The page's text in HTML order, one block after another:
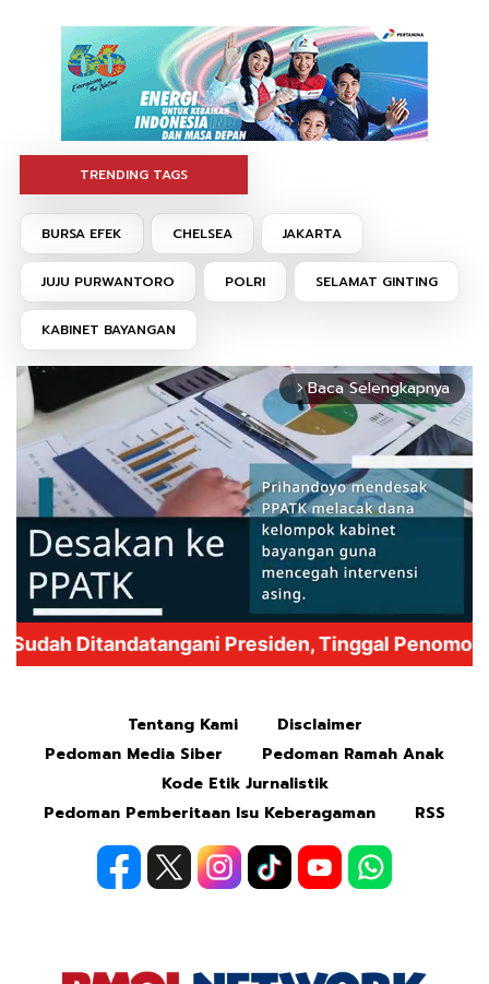
TRENDING TAGS
BURSA EFEK CHELSEA JAKARTA
JUJU PURWANTORO POLRI SELAMAT GINTING
KABINET BAYANGAN
arrow_forward_ios Baca Selengkapnya
Tentang Kami
Disclaimer
Pedoman Media Siber
Pedoman Ramah Anak
Kode Etik Jurnalistik
Pedoman Pemberitaan Isu Keberagaman
RSS